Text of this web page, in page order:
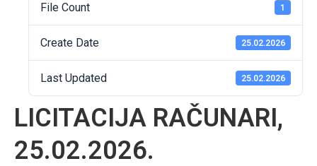
File Count 1
Create Date 25.02.2026
Last Updated 25.02.2026
LICITACIJA RAČUNARI,
25.02.2026.